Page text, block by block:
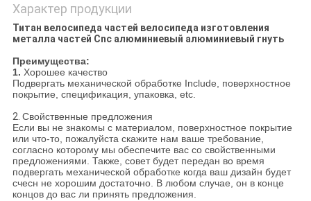
Характер продукции
Титан велосипеда частей велосипеда изготовления
металла частей Cnc алюминиевый алюминиевый гнуть
Преимущества:
1. Хорошее качество
Подвергать механической обработке Include, поверхностное
покрытие, спецификация, упаковка, etc.
2. Свойственные предложения
Если вы не знакомы с материалом, поверхностное покрытие
или что-то, пожалуйста скажите нам ваше требование,
согласно которому мы обеспечите вас со свойственными
предложениями. Также, совет будет передан во время
подвергать механической обработке когда ваш дизайн будет
счесн не хорошим достаточно. В любом случае, он в конце
концов до вас ли принять предложения.